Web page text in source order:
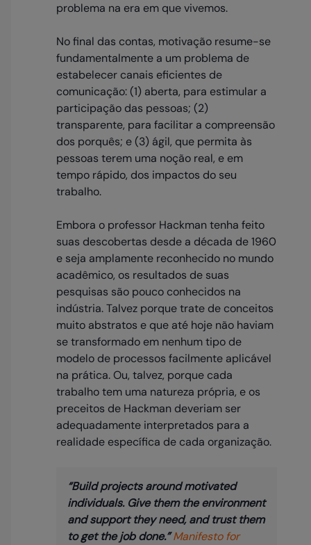
problema na era em que vivemos.
No final das contas, motivação resume-se
fundamentalmente a um problema de
estabelecer canais eficientes de
comunicação: (1) aberta, para estimular a
participação das pessoas; (2)
transparente, para facilitar a compreensão
dos porquês; e (3) ágil, que permita às
pessoas terem uma noção real, e em
tempo rápido, dos impactos do seu
trabalho.
Embora o professor Hackman tenha feito
suas descobertas desde a década de 1960
e seja amplamente reconhecido no mundo
acadêmico, os resultados de suas
pesquisas são pouco conhecidos na
indústria. Talvez porque trate de conceitos
muito abstratos e que até hoje não haviam
se transformado em nenhum tipo de
modelo de processos facilmente aplicável
na prática. Ou, talvez, porque cada
trabalho tem uma natureza própria, e os
preceitos de Hackman deveriam ser
adequadamente interpretados para a
realidade específica de cada organização.
“Build projects around motivated
individuals. Give them the environment
and support they need, and trust them
to get the job done.”Manifesto for